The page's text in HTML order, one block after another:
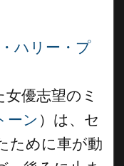
ハリー・プ
優志望のミ
ーン ）は、セ
ために車が動